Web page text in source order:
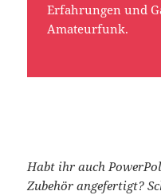
Erfahrungen und
Amateurfunk.
Habt ihr auch
Zubehör angefertigt?